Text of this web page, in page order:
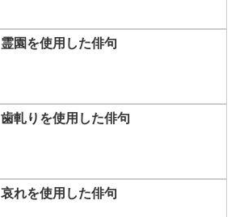
霊園を使用した俳句
歯軋りを使用した俳句
哀れを使用した俳句